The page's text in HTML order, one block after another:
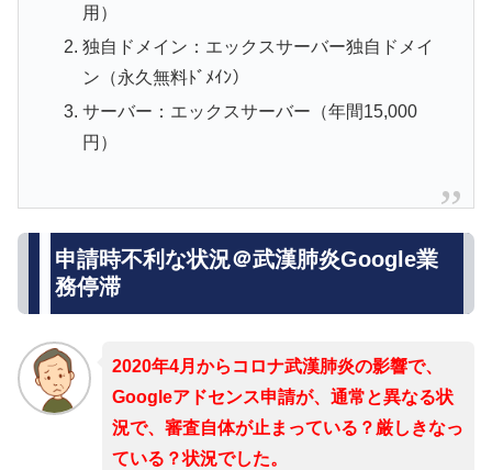
用）
独自ドメイン：エックスサーバー独自ドメイ
ン（永久無料ﾄﾞﾒｲﾝ）
サーバー：エックスサーバー（年間15,000
円）
申請時不利な状況＠武漢肺炎Google業
務停滞
2020年4月からコロナ武漢肺炎の影響で、
Googleアドセンス申請が、通常と異なる状
況で、審査自体が止まっている？厳しきなっ
ている？状況でした。